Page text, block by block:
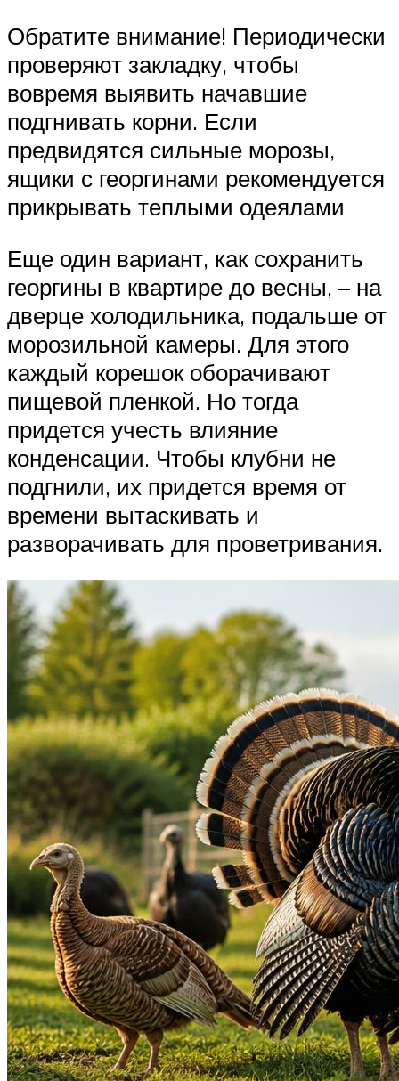
Обратите внимание! Периодически
проверяют закладку, чтобы
вовремя выявить начавшие
подгнивать корни. Если
предвидятся сильные морозы,
ящики с георгинами рекомендуется
прикрывать теплыми одеялами
Еще один вариант, как сохранить
георгины в квартире до весны, – на
дверце холодильника, подальше от
морозильной камеры. Для этого
каждый корешок оборачивают
пищевой пленкой. Но тогда
придется учесть влияние
конденсации. Чтобы клубни не
подгнили, их придется время от
времени вытаскивать и
разворачивать для проветривания.